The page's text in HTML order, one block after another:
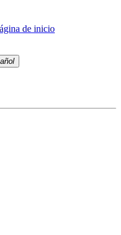
de inicio